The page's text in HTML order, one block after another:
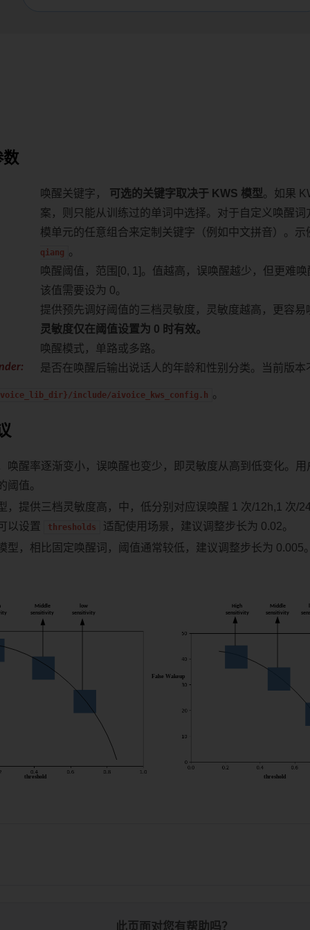
唤醒关键字， 可选的关键字取决于 KWS 模型。如果
案，则只能从训练过的单词中选择。对于自定义唤醒
模单元的任意组合来定制关键字（例如中文拼音）。示
qiang 。
唤醒阈值，范围[0, 1]。值越高，误唤醒越少，但更难
该值需要设为 0。
提供预先调好阈值的三档灵敏度，灵敏度越高，更容
灵敏度仅在阈值设置为 0 时有效。
唤醒模式，单路或多路。
: 是否在唤醒后输出说话人的年龄和性别分类。当前版本
include/aivoice_kws_config.h 。
唤醒率逐渐变小，误唤醒也变少，即灵敏度从高到低变化。
阈值。
，提供三档灵敏度高，中，低分别对应误唤醒 1 次/12h,1 次/
以设置
thresholds
适配使用场景，建议调整步长为 0.02。
型，相比固定唤醒词，阈值通常较低，建议调整步长为 0.005
此页面对您有帮助吗？